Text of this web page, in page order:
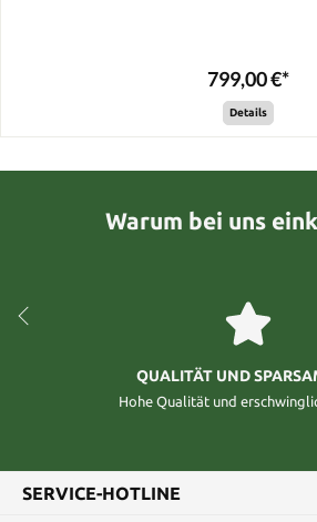
799,00 €*
Details
Warum bei uns
QUALITÄT UND
Hohe Qualität und
SERVICE-HOTLINE